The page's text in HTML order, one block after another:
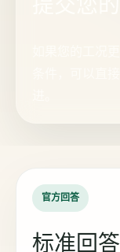
官方回答
标准回答